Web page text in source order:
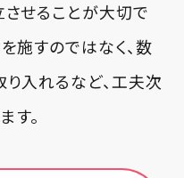
させることが大切で
施すのではなく、数
入れるなど、工夫次
す。